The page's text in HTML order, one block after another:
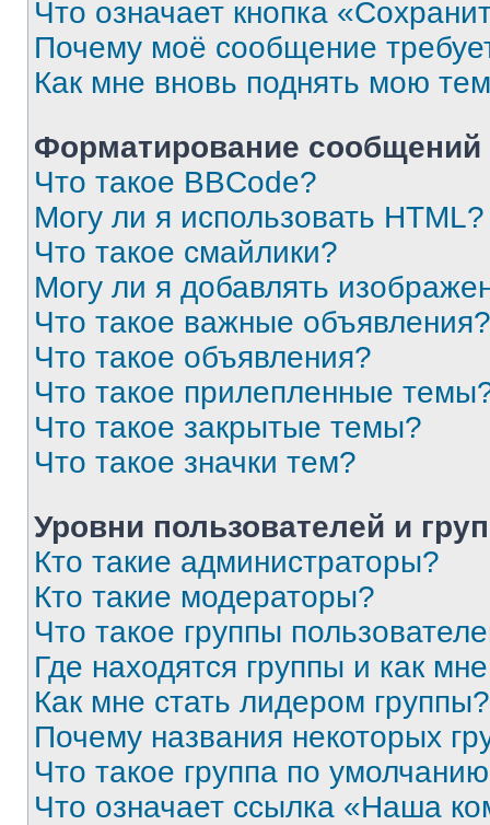
Что означает кнопка
Почему моё сообщение
Как мне вновь поднять мою
Форматирование
Что такое BBCode?
Могу ли я использовать HTML?
Что такое смайлики?
Могу ли я добавлять
Что такое важные объявления?
Что такое объявления?
Что такое прилепленные
Что такое закрытые темы?
Что такое значки тем?
Уровни пользователей и
Кто такие администраторы?
Кто такие модераторы?
Что такое группы
Где находятся группы и как
Как мне стать лидером группы?
Почему названия некоторых
Что такое группа по
Что означает ссылка «Наша